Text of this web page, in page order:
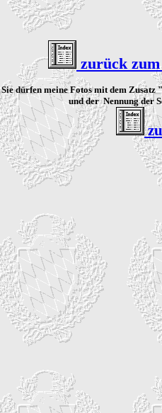
zurück
Sie dürfen meine Fotos mit dem
und der Nennung der